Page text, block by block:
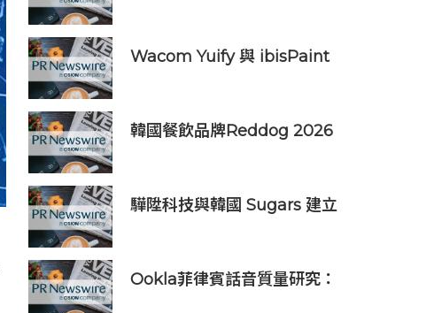
Wacom Yuify 與 ibisPaint
韓國餐飲品牌Reddog 2026
驊陞科技與韓國 Sugars 建立
Ookla菲律賓話音質量研究：